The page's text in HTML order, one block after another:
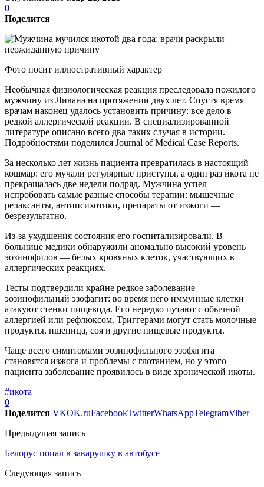
0
Поделится
Фото носит иллюстративный характер
Необычная физиологическая реакция преследовала пожилого
мужчину из Ливана на протяжении двух лет. Спустя время
врачам наконец удалось установить причину: все дело в
редкой аллергической реакции. В специализированной
литературе описано всего два таких случая в истории.
Подробностями поделился Journal of Medical Case Reports.
За несколько лет жизнь пациента превратилась в настоящий
кошмар: его мучали регулярные приступы, а один раз икота не
прекращалась две недели подряд. Мужчина успел
испробовать самые разные способы терапии: мышечные
релаксанты, антипсихотики, препараты от изжоги —
безрезультатно.
Из-за ухудшения состояния его госпитализировали. В
больнице медики обнаружили аномально высокий уровень
эозинофилов — белых кровяных клеток, участвующих в
аллергических реакциях.
Тесты подтвердили крайне редкое заболевание —
эозинофильный эзофагит: во время него иммунные клетки
атакуют стенки пищевода. Его нередко путают с обычной
аллергией или рефлюксом. Триггерами могут стать молочные
продукты, пшеница, соя и другие пищевые продукты.
Чаще всего симптомами эозинофильного эзофагита
становятся изжога и проблемы с глотанием, но у этого
пациента заболевание проявилось в виде хронической икоты.
#икота
0
Поделится VKOK.ruFacebookTwitterWhatsAppTelegramViber
Предыдущая запись
Белорус попал в заварушку в автобусе
Следующая запись